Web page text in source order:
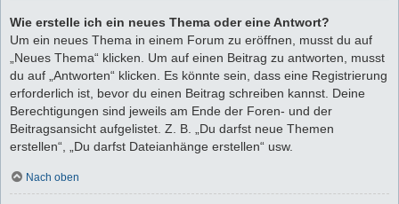
Wie erstelle ich ein neues Thema oder eine Antwort?
Um ein neues Thema in einem Forum zu eröffnen, musst du auf
„Neues Thema“ klicken. Um auf einen Beitrag zu antworten, musst
du auf „Antworten“ klicken. Es könnte sein, dass eine Registrierung
erforderlich ist, bevor du einen Beitrag schreiben kannst. Deine
Berechtigungen sind jeweils am Ende der Foren- und der
Beitragsansicht aufgelistet. Z. B. „Du darfst neue Themen
erstellen“, „Du darfst Dateianhänge erstellen“ usw.
Nach oben